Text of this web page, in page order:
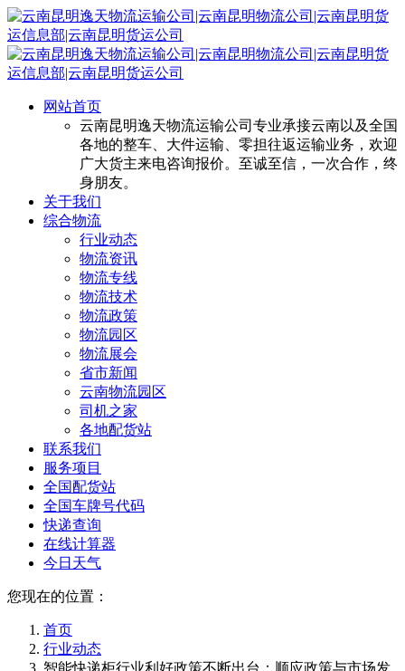
网站首页
云南昆明逸天物流运输公司专业承接云南以及全国
各地的整车、大件运输、零担往返运输业务，欢迎
广大货主来电咨询报价。至诚至信，一次合作，终
身朋友。
关于我们
综合物流
行业动态
物流资讯
物流专线
物流技术
物流政策
物流园区
物流展会
省市新闻
云南物流园区
司机之家
各地配货站
联系我们
服务项目
全国配货站
全国车牌号代码
快递查询
在线计算器
今日天气
您现在的位置：
首页
行业动态
智能快递柜行业利好政策不断出台：顺应政策与市场发